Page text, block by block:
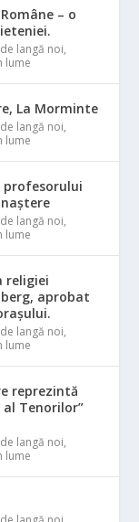
– o
langă noi,
lume
La Morminte
langă noi,
lume
profesorului
langă noi,
lume
religiei
aprobat
langă noi,
lume
reprezintă
al Tenorilor”
langă noi,
lume